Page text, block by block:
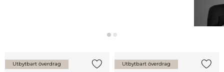
Utbytbart överdrag Utbytbart överdrag